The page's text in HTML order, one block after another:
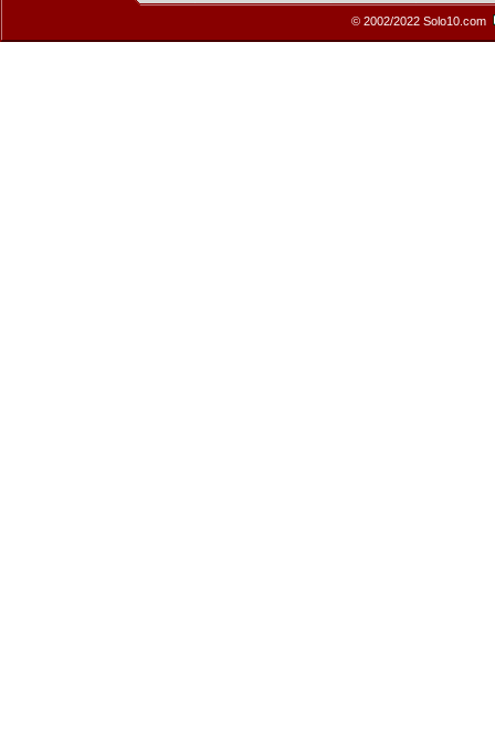
© 2002/2022 Solo10.com